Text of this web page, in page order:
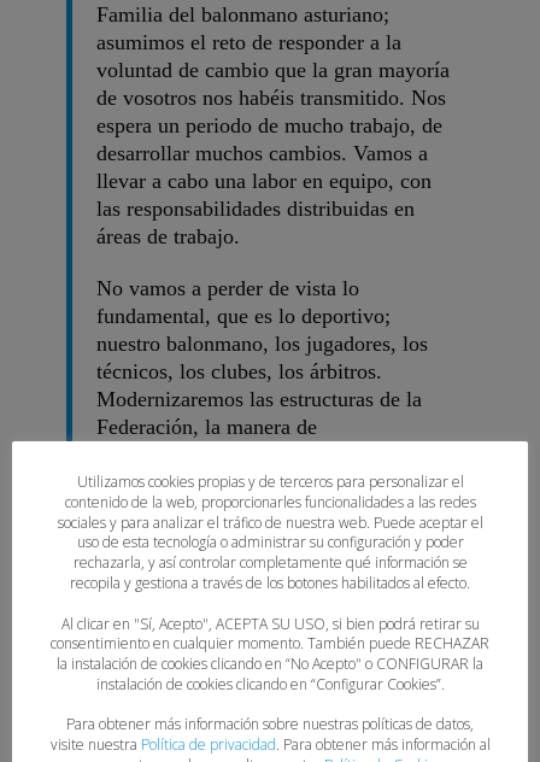
Familia del balonmano asturiano;
asumimos el reto de responder a la
voluntad de cambio que la gran mayoría
de vosotros nos habéis transmitido. Nos
espera un periodo de mucho trabajo, de
desarrollar muchos cambios. Vamos a
llevar a cabo una labor en equipo, con
las responsabilidades distribuidas en
áreas de trabajo.
No vamos a perder de vista lo
fundamental, que es lo deportivo;
nuestro balonmano, los jugadores, los
técnicos, los clubes, los árbitros.
Modernizaremos las estructuras de la
Federación, la manera de
No podemos olvidar que la promoción
es una de las misiones fundamentales
de una federación y para eso debemos
dominar los lenguajes actuales
La gestión va a ser transparente, para
ello vamos a incluir, en la nueva página
web, un portal de transparencia donde
podáis consultar todos aquellos aspectos
de nuestro trabajo y de la Federación
que sean relevantes. Tenemos que ser
Utilizamos cookies propias y de terceros para personalizar el
contenido de la web, proporcionarles funcionalidades a las redes
sociales y para analizar el tráfico de nuestra web. Puede aceptar el
uso de esta tecnología o administrar su configuración y poder
rechazarla, y así controlar completamente qué información se
recopila y gestiona a través de los botones habilitados al efecto.
Al clicar en "Sí, Acepto", ACEPTA SU USO, si bien podrá retirar su
consentimiento en cualquier momento. También puede RECHAZAR
la instalación de cookies clicando en “No Acepto" o CONFIGURAR la
instalación de cookies clicando en “Configurar Cookies”.
Para obtener más información sobre nuestras políticas de datos,
visite nuestra Política de privacidad. Para obtener más información al